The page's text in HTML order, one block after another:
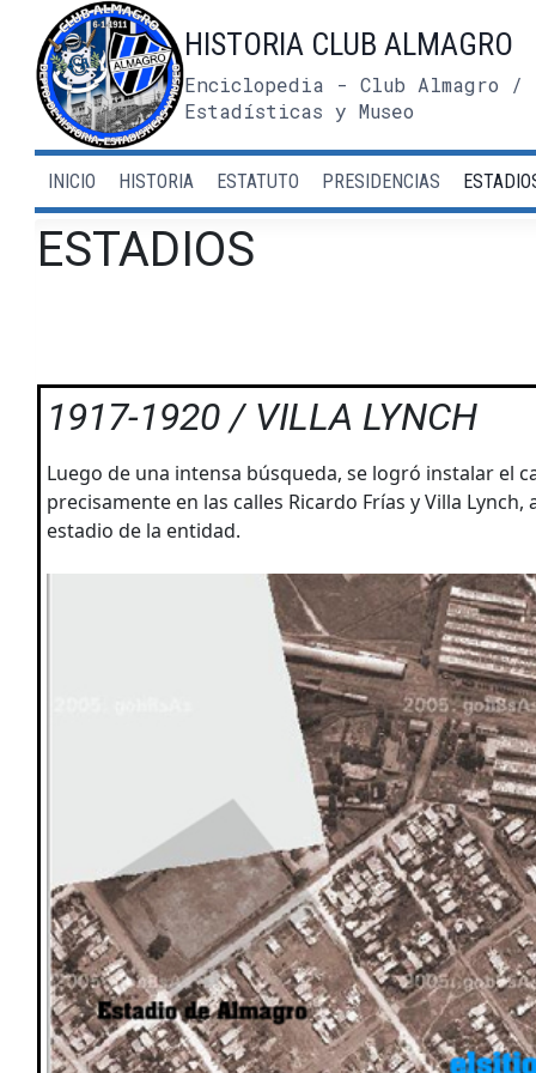
contenido
HISTORIA CLUB ALMAGRO
Enciclopedia - Club Almagro /
Estadísticas y Museo
INICIO HISTORIA ESTATUTO PRESIDENCIAS
ESTADIOS
1917-1920 / VILLA LYNCH
Luego de una intensa búsqueda, se logró instalar el
precisamente en las calles Ricardo Frías y Villa
estadio de la entidad.